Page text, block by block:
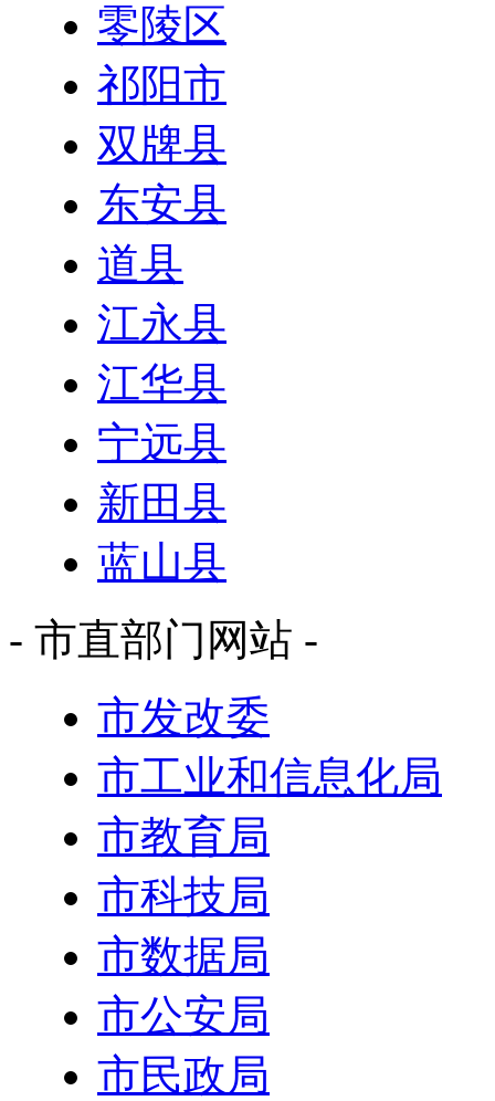
零陵区
祁阳市
双牌县
东安县
道县
江永县
江华县
宁远县
新田县
蓝山县
- 市直部门网站 -
市发改委
市工业和信息化局
市教育局
市科技局
市数据局
市公安局
市民政局